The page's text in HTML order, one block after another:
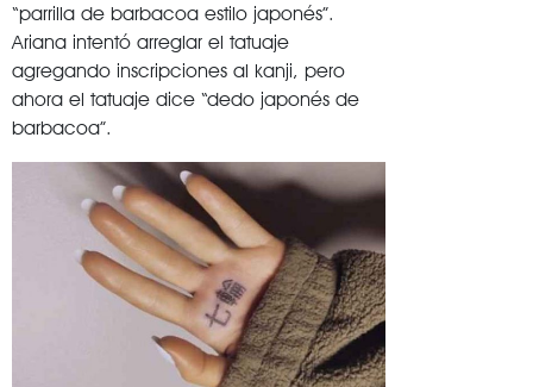
“parrilla de barbacoa estilo japonés”.
Ariana intentó arreglar el tatuaje
agregando inscripciones al kanji, pero
ahora el tatuaje dice “dedo japonés de
barbacoa”.